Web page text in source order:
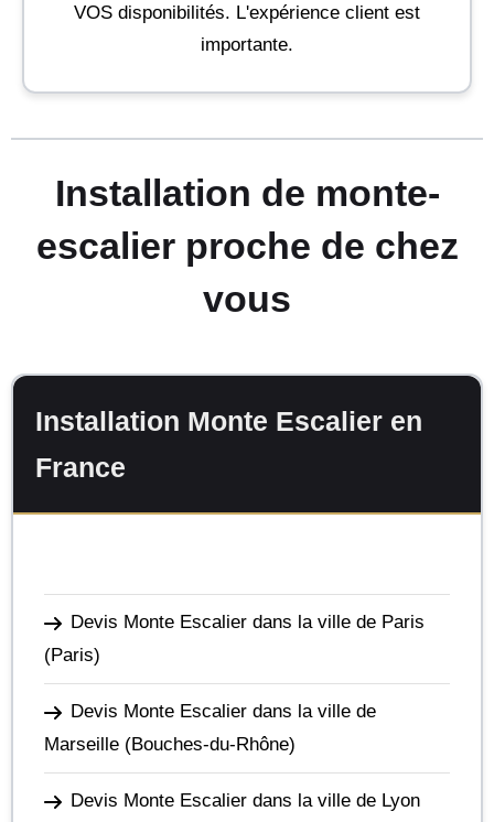
VOS disponibilités. L'expérience client est
importante.
Installation de monte-
escalier proche de chez
vous
Installation Monte Escalier en
France
Devis Monte Escalier dans la ville de Paris
(Paris)
Devis Monte Escalier dans la ville de
Marseille (Bouches-du-Rhône)
Devis Monte Escalier dans la ville de Lyon